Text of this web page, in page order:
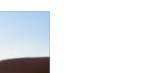
och